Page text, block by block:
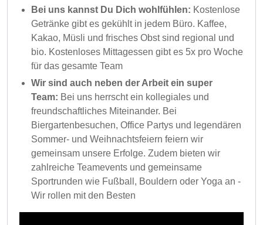
Bei uns kannst Du Dich wohlfühlen: Kostenlose
Getränke gibt es gekühlt in jedem Büro. Kaffee,
Kakao, Müsli und frisches Obst sind regional und
bio. Kostenloses Mittagessen gibt es 5x pro Woche
für das gesamte Team
Wir sind auch neben der Arbeit ein super
Team: Bei uns herrscht ein kollegiales und
freundschaftliches Miteinander. Bei
Biergartenbesuchen, Office Partys und legendären
Sommer- und Weihnachtsfeiern feiern wir
gemeinsam unsere Erfolge. Zudem bieten wir
zahlreiche Teamevents und gemeinsame
Sportrunden wie Fußball, Bouldern oder Yoga an -
Wir rollen mit den Besten